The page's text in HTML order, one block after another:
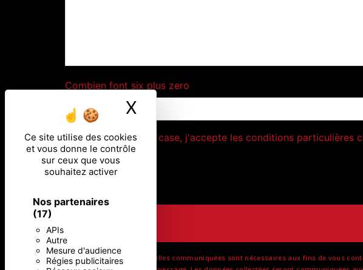
Ce site utilise des cookies
et vous donne le contrôle
sur ceux que vous
souhaitez activer
Nos partenaires
(17)
APIs
Autre
Mesure d'audience
Régies publicitaires
X
Combien font six plus zero
En cochant cette case, j'accepte les conditions particulières
** Les données personnelles communiquées sont nécessaires aux fins de vous